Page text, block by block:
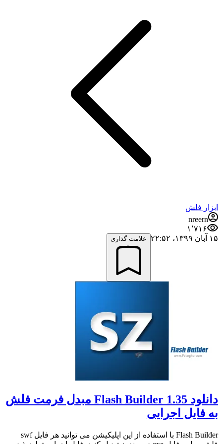
ابزار فلش
nreern
۱٬۷۱۶
۱۵ آبان ۱۳۹۹،‏ ۲۲:۵۲
علامت گذاری
دانلود Flash Builder 1.35 مبدل فرمت فلش
به فایل اجرایی
Flash Builder با استفاده از این اپلیکیشن می توانید هر فایل swf